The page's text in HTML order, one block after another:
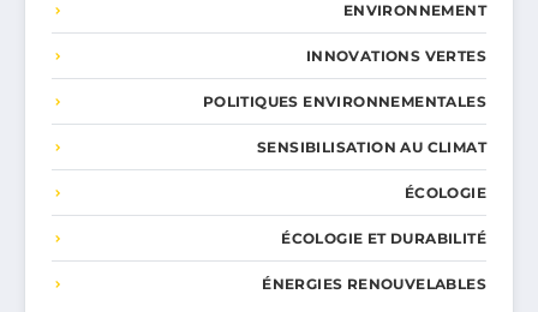
ENVIRONNEMENT
INNOVATIONS VERTES
POLITIQUES ENVIRONNEMENTALES
SENSIBILISATION AU CLIMAT
ÉCOLOGIE
ÉCOLOGIE ET DURABILITÉ
ÉNERGIES RENOUVELABLES